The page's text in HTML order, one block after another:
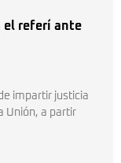
el referí ante
impartir justicia
Unión, a partir